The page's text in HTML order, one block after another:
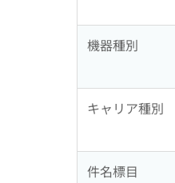
機器種別
キャリア種別
件名標目